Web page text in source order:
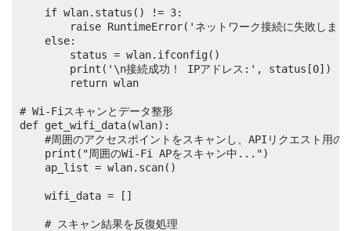
    if wlan.status() != 3:
raise RuntimeError('ネットワーク接続に失敗しまし
    else:
        status = wlan.ifconfig()
        print('\n接続成功！ IPアドレス:', status[0])
        return wlan
# Wi-Fiスキャンとデータ整形
def get_wifi_data(wlan):
#周囲のアクセスポイントをスキャンし、APIリクエスト用の
    print("周囲のWi-Fi APをスキャン中...")
    ap_list = wlan.scan()
    wifi_data = []
    # スキャン結果を反復処理